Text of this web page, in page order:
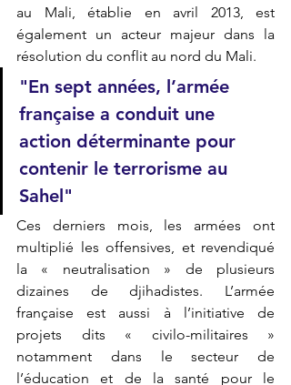
au Mali, établie en avril 2013, est
également un acteur majeur dans la
résolution du conflit au nord du Mali.
"En sept années, l’armée
française a conduit une
action déterminante pour
contenir le terrorisme au
Sahel"
Ces derniers mois, les armées ont
multiplié les offensives, et revendiqué
la « neutralisation » de plusieurs
dizaines de djihadistes. L’armée
française est aussi à l’initiative de
projets dits « civilo-militaires »
notamment dans le secteur de
l’éducation et de la santé pour le